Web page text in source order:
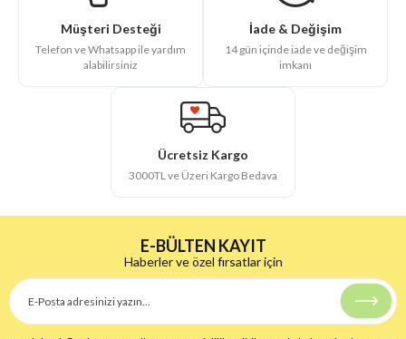
Müşteri Desteği
Telefon ve Whatsapp ile yardım
alabilirsiniz
İade & Değişim
14 gün içinde iade ve değişim
imkanı
Ücretsiz Kargo
3000TL ve Üzeri Kargo Bedava
E-BÜLTEN KAYIT
Haberler ve özel fırsatlar için